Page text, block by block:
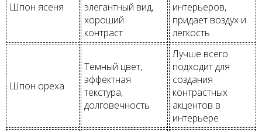
Шпон ясеня
элегантный вид,
хороший
контраст
интерьеров,
придает воздух и
легкость
Шпон ореха
Темный цвет,
эффектная
текстура,
долговечность
Лучше всего
подходит для
создания
контрастных
акцентов в
интерьере